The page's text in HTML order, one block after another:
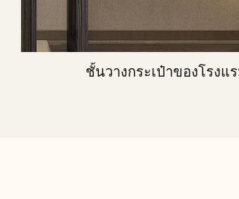
ชั้นวางกระเป๋าของโรงแ